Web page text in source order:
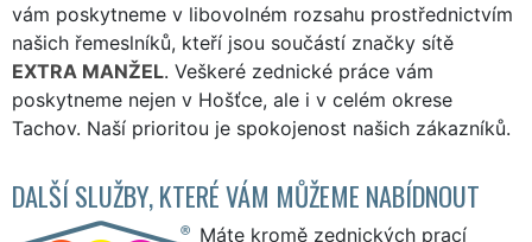
vám poskytneme v libovolném rozsahu prostřednictvím
našich řemeslníků, kteří jsou součástí značky sítě
EXTRA MANŽEL. Veškeré zednické práce vám
poskytneme nejen v Hošťce, ale i v celém okrese
Tachov. Naší prioritou je spokojenost našich zákazníků.
DALŠÍ SLUŽBY, KTERÉ VÁM MŮŽEME NABÍDNOUT
Máte kromě zednických prací